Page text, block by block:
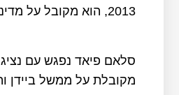
2013, הוא מקובל על מדינות המערב ונחשב למי שאיננו מעורב במעשי שחיתות.
סלאם פיאד נפגש עם
מקובלת על ממשל ביידן